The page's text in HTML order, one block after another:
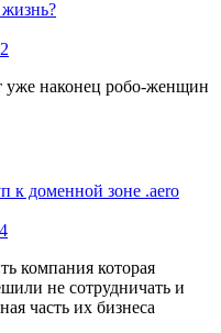
уже наконец робо-женщин
к доменной зоне .aero
компания которая
не сотрудничать и
часть их бизнеса